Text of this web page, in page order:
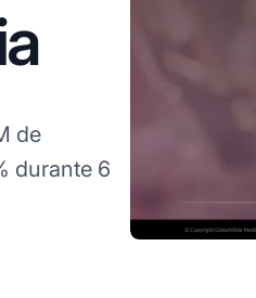
de
durante 6